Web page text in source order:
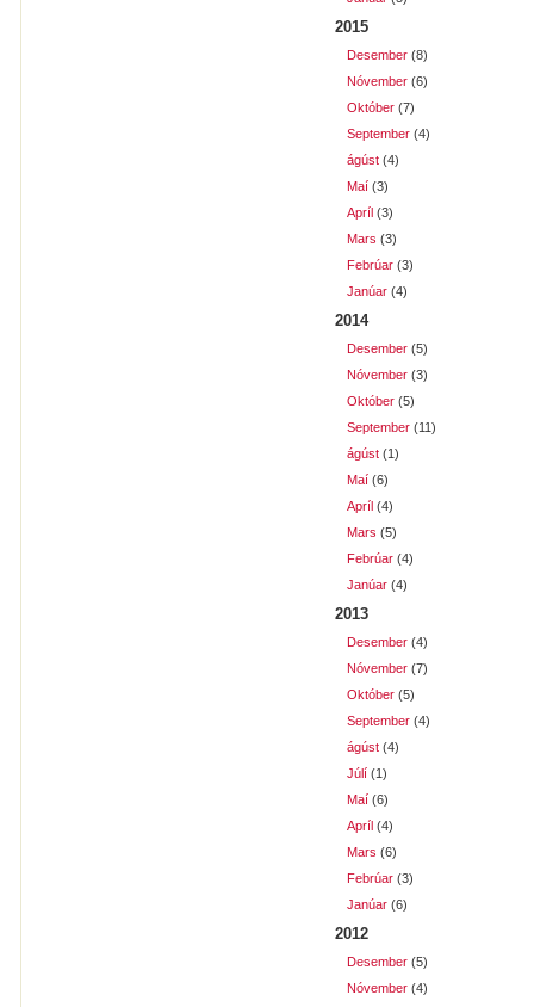
2015
Desember (8)
Nóvember (6)
Október (7)
September (4)
ágúst (4)
Maí (3)
Apríl (3)
Mars (3)
Febrúar (3)
Janúar (4)
2014
Desember (5)
Nóvember (3)
Október (5)
September (11)
ágúst (1)
Maí (6)
Apríl (4)
Mars (5)
Febrúar (4)
Janúar (4)
2013
Desember (4)
Nóvember (7)
Október (5)
September (4)
ágúst (4)
Júlí (1)
Maí (6)
Apríl (4)
Mars (6)
Febrúar (3)
Janúar (6)
2012
Desember (5)
Nóvember (4)